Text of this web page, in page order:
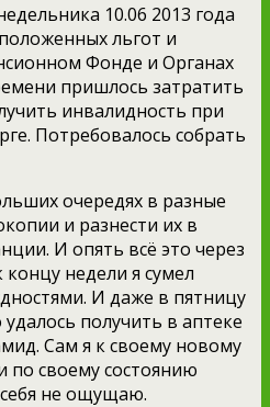
10.06 2013 года
льгот и
Фонде и Органах
пришлось затратить
инвалидность при
Потребовалось собрать
очередях в разные
и разнести их в
И опять всё это через
недели я сумел
И даже в пятницу
получить в аптеке
Сам я к своему новому
по своему состоянию
не ощущаю.